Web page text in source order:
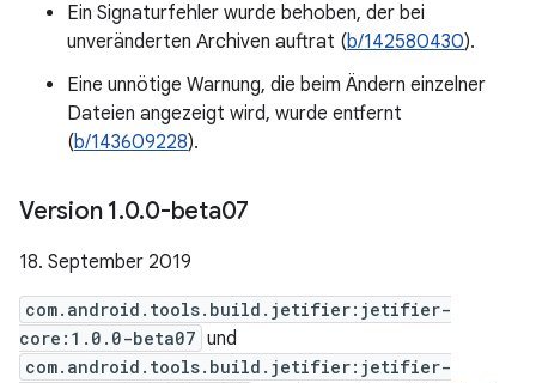
Ein Signaturfehler wurde behoben, der bei
unveränderten Archiven auftrat (b/142580430).
Eine unnötige Warnung, die beim Ändern einzelner
Dateien angezeigt wird, wurde entfernt
(b/143609228).
Version 1.0.0-beta07
18. September 2019
com.android.tools.build.jetifier:jetifier-
core:1.0.0-beta07 und
com.android.tools.build.jetifier:jetifier-